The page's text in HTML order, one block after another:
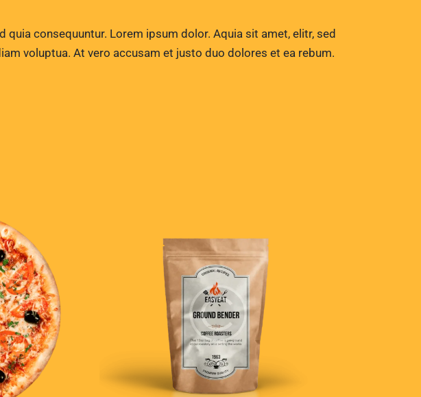
consequuntur. Lorem ipsum dolor. Aquia sit amet, elitr, sed
voluptua. At vero accusam et justo duo dolores et ea rebum.